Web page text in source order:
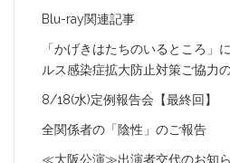
Blu-ray関連記事
「かげきはたちのいるところ」
ルス感染症拡大防止対策ご協力
8/18(水)定例報告会【最終回】
全関係者の「陰性」のご報告
≪大阪公演≫出演者交代のお知